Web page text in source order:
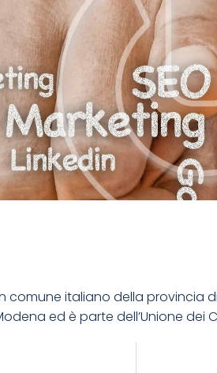
comune italiano della provincia
ed è parte dell’Unione dei